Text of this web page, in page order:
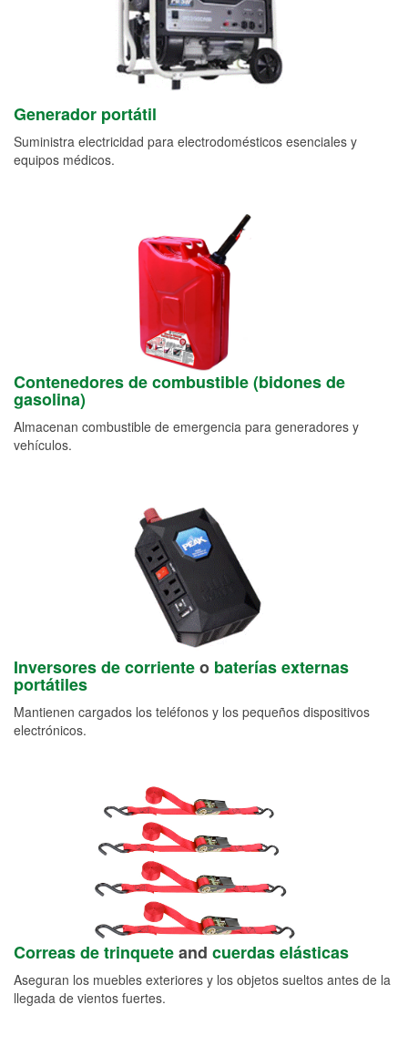
Generador portátil
Suministra electricidad para electrodomésticos esenciales y
equipos médicos.
Contenedores de combustible (bidones de
gasolina)
Almacenan combustible de emergencia para generadores y
vehículos.
Inversores de corrienteo baterías externas
portátiles
Mantienen cargados los teléfonos y los pequeños dispositivos
electrónicos.
Correas de trinqueteand cuerdas elásticas
Aseguran los muebles exteriores y los objetos sueltos antes de la
llegada de vientos fuertes.